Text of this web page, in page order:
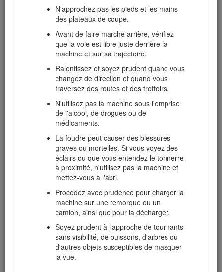
N'approchez pas les pieds et les mains
des plateaux de coupe.
Avant de faire marche arrière, vérifiez
que la voie est libre juste derrière la
machine et sur sa trajectoire.
Ralentissez et soyez prudent quand vous
changez de direction et quand vous
traversez des routes et des trottoirs.
N'utilisez pas la machine sous l'emprise
de l'alcool, de drogues ou de
médicaments.
La foudre peut causer des blessures
graves ou mortelles. Si vous voyez des
éclairs ou que vous entendez le tonnerre
à proximité, n'utilisez pas la machine et
mettez-vous à l'abri.
Procédez avec prudence pour charger la
machine sur une remorque ou un
camion, ainsi que pour la décharger.
Soyez prudent à l'approche de tournants
sans visibilité, de buissons, d'arbres ou
d'autres objets susceptibles de masquer
la vue.
avec un bon éclairage artificiel.
débrayez l'entraînement des lames, mettez
la transmission au point mort et serrez le
frein de stationnement.
Aucune pente n'est absolument sans danger.
Le déplacement sur une pente herbeuse
demande une attention particulière. Pour
éviter le retournement de la machine :
Ne vous arrêtez pas et ne démarrez
pas brusquement en montée ou en
descente.
Progressez à vitesse réduite sur les
pentes et quand vous prenez des
virages serrés.
terrain, des obstacles, des ornières et
autres dangers cachés.
Faites marche arrière avec prudence.
Utilisez des contrepoids ou lestez les
roues lorsque le manuel d'utilisation le